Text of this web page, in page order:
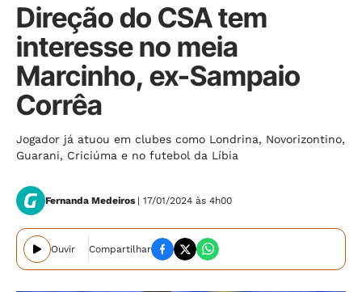
Direção do CSA tem
interesse no meia
Marcinho, ex-Sampaio
Corrêa
Jogador já atuou em clubes como Londrina, Novorizontino,
Guarani, Criciúma e no futebol da Líbia
Fernanda Medeiros | 17/01/2024 às 4h00
Ouvir Compartilhar